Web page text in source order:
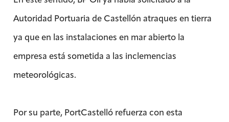
Autoridad Portuaria de Castellón atraques en tierra
ya que en las instalaciones en mar abierto la
empresa está sometida a las inclemencias
meteorológicas.
Por su parte, PortCastelló refuerza con esta